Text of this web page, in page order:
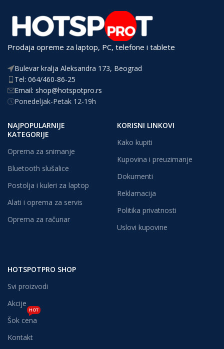
Prodaja opreme za laptop, PC, telefone i tablete
Bulevar kralja Aleksandra 173, Beograd
Tel: 064/460-86-25
Email: shop@hotspotpro.rs
Ponedeljak-Petak 12-19h
NAJPOPULARNIJE
KATEGORIJE
Oprema za snimanje
Bluetooth slušalice
Postolja i kuleri za laptop
Alati i oprema za servis
Oprema za računar
KORISNI LINKOVI
Kako kupiti
Kupovina i preuzimanje
Dokumenti
Reklamacija
Politika privatnosti
Uslovi kupovine
HOTSPOTPRO SHOP
Svi proizvodi
Akcije
Šok cena
HOT
Kontakt